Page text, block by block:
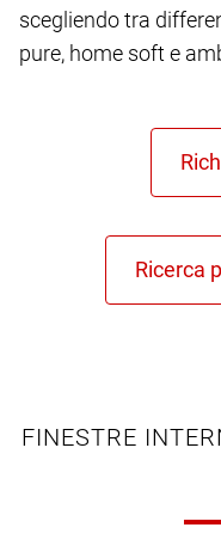
scegliendo tra
pure, home soft e
FINESTRE